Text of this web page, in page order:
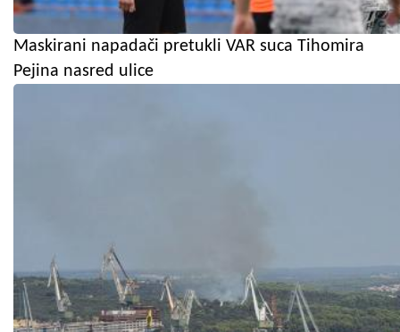
Maskirani napadači pretukli VAR suca Tihomira
Pejina nasred ulice